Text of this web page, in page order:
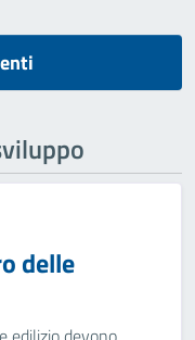
delle